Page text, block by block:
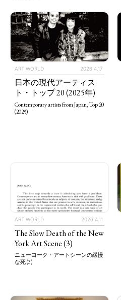
ART WORLD 2026.4.17
日本の現代アーティス
ト・トップ 20 (2025年)
Contemporary artists from Japan, Top 20
(2025)
ART WORLD 2026.4.11
The Slow Death of the New
York Art Scene (3)
ニューヨーク・アートシーンの緩慢
な死 (3)